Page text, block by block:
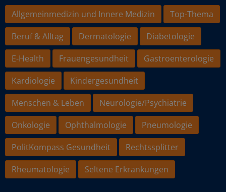
Allgemeinmedizin und Innere Medizin
Top-Thema
Beruf & Alltag
Dermatologie
Diabetologie
E-Health
Frauengesundheit
Gastroenterologie
Kardiologie
Kindergesundheit
Menschen & Leben
Neurologie/Psychiatrie
Onkologie
Ophthalmologie
Pneumologie
PolitKompass Gesundheit
Rechtssplitter
Rheumatologie
Seltene Erkrankungen